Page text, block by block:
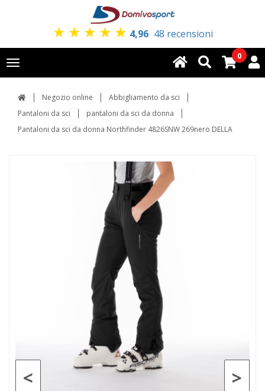
★ ★ ★ ★ ★ 4,96 48 recensioni
Toggle
navigation
0
Negozio online
Abbigliamento da sci
Pantaloni da sci
pantaloni da sci da donna
Pantaloni da sci da donna Northfinder 4826SNW 269nero DELLA
>
<